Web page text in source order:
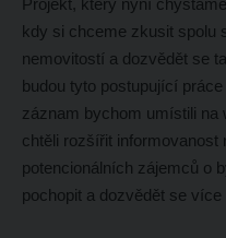
Projekt, který nyní
kdy si chceme zkusit spolu
nemovitostí a dozvědět se
budou tyto postupující
záznam bychom umístili na
chtěli rozšířit informovanost
potencionálních zájemců o
pochopit a dozvědět se více